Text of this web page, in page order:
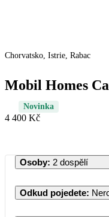
Chorvatsko, Istrie, Rabac
Mobil Homes
Novinka
4 400 Kč
Osoby: 2 dospělí
Odkud pojedete: